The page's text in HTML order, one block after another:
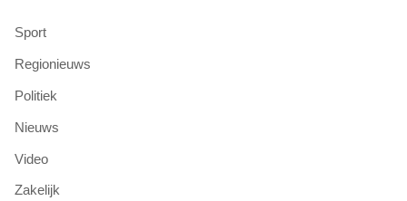
Sport
Regionieuws
Politiek
Nieuws
Video
Zakelijk